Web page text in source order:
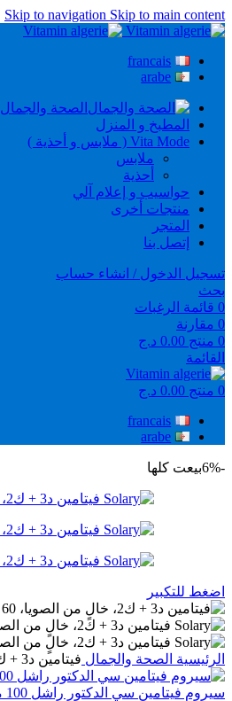
Skip to navigation Skip to main content
francais
arabe
الصحة والجمال
المطبخ و المنزل
Vita Mode ( ملابس و أحذية )
ملابس
أحذية
حواسيب و إعلام آلي
منتجات أخرى
المتجر
إتصل بنا
تسجيل الدخول / انشاء حساب
بحث
0 قائمة الرغبات
0 مقارنة
0 منتج 0.00 د.ج
القائمة
0 منتج 0.00 د.ج
francais
arabe
-6% بيعت كلها
اضغط للتكبير
الرئيسية الصحة والجمال فيتامين د3 + ك2، خالٍ من الصويا، 60 كبسولة نباتية Solary
سيروم فيتامين سي الدكتور راشل 100 ملم